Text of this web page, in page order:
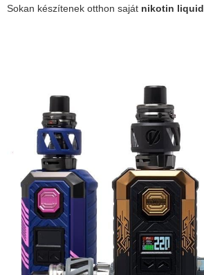
Sokan készítenek otthon saját nikotin liquid